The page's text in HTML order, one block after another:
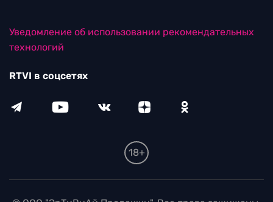
Уведомление об использовании рекомендательных
технологий
RTVI в соцсетях
18+